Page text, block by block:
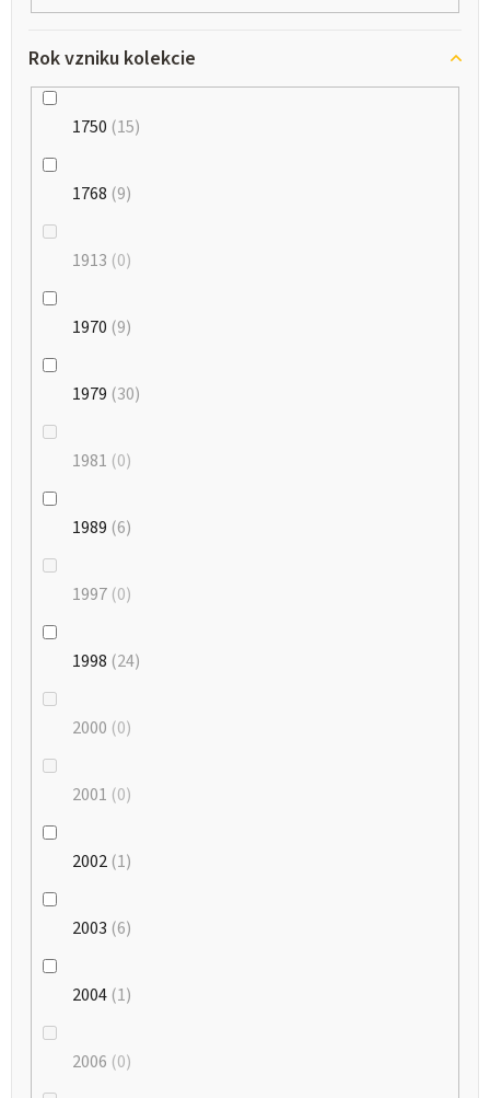
Rok vzniku kolekcie
1750 15
1768 9
1913 0
1970 9
1979 30
1981 0
1989 6
1997 0
1998 24
2000 0
2001 0
2002 1
2003 6
2004 1
2006 0